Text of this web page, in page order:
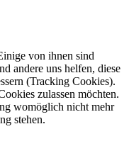
von ihnen sind
andere uns helfen, diese
(Tracking Cookies).
zulassen möchten.
womöglich nicht mehr
stehen.